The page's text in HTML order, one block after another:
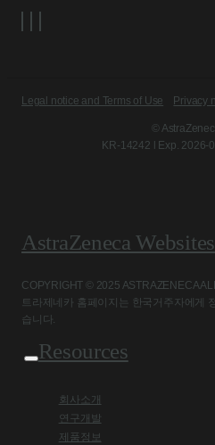
Legal notice and Terms of Use Privacy
©
KR-14242 l Exp. 2026-
AstraZeneca Websites
COPYRIGHT © 2025 ASTRAZENECA
트라제네카 홈페이지는 한국거주자에게
습니다.
Resources
회사소개
연구개발
제품정보